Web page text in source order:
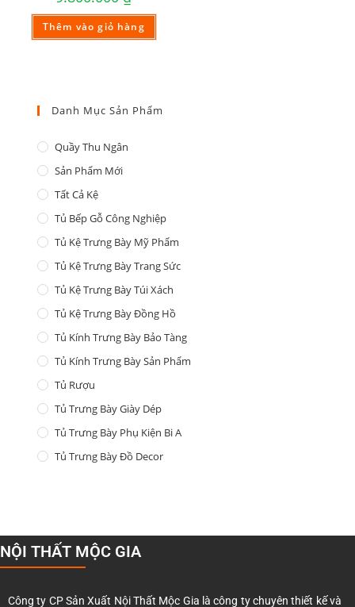
Thêm vào giỏ hàng
Danh Mục Sản Phẩm
Quầy Thu Ngân
Sản Phẩm Mới
Tất Cả Kệ
Tủ Bếp Gỗ Công Nghiệp
Tủ Kệ Trưng Bày Mỹ Phẩm
Tủ Kệ Trưng Bày Trang Sức
Tủ Kệ Trưng Bày Túi Xách
Tủ Kệ Trưng Bày Đồng Hồ
Tủ Kính Trưng Bày Bảo Tàng
Tủ Kính Trưng Bày Sản Phẩm
Tủ Rượu
Tủ Trưng Bày Giày Dép
Tủ Trưng Bày Phụ Kiện Bi A
Tủ Trưng Bày Đồ Decor
NỘI THẤT MỘC GIA
Công ty CP Sản Xuất Nội Thất Mộc Gia là công ty chuyên thiết kế và